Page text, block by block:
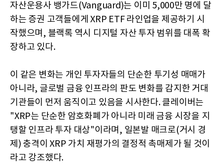
자산운용사 뱅가드(Vanguard)는 이미 5,000만 명에 달
하는 증권 고객들에게 XRP ETF 라인업을 제공하기 시
작했으며, 블랙록 역시 디지털 자산 투자 범위를 대폭 확
장하고 있다.
이 같은 변화는 개인 투자자들의 단순한 투기성 매매가
아니라, 글로벌 금융 인프라의 판도 변화를 감지한 거대
기관들이 먼저 움직이고 있음을 시사한다. 클레이버는
"XRP는 단순한 암호화폐가 아니라 미래 금융 시장을 지
탱할 인프라 투자 대상"이라며, 일본발 매크로(거시 경
제) 충격이 XRP 가치 재평가의 결정적 촉매제가 될 것이
라고 강조했다.